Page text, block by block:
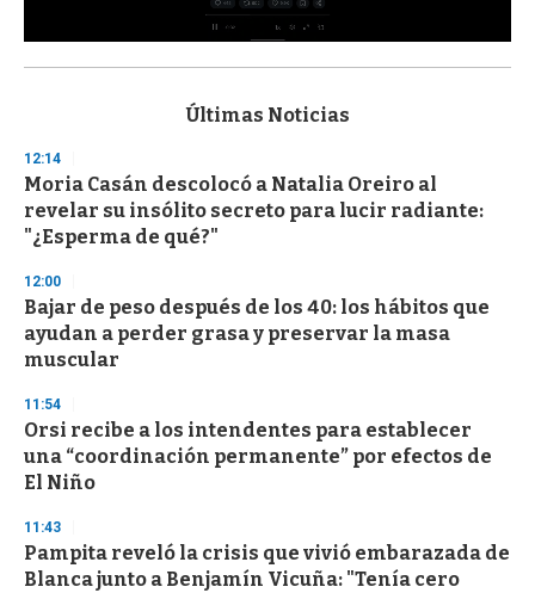
s
d
s
o
f
s
e
c
o
n
Últimas Noticias
12:14
Moria Casán descolocó a Natalia Oreiro al
revelar su insólito secreto para lucir radiante:
"¿Esperma de qué?"
12:00
Bajar de peso después de los 40: los hábitos que
ayudan a perder grasa y preservar la masa
muscular
11:54
Orsi recibe a los intendentes para establecer
una “coordinación permanente” por efectos de
El Niño
11:43
Pampita reveló la crisis que vivió embarazada de
Blanca junto a Benjamín Vicuña: "Tenía cero